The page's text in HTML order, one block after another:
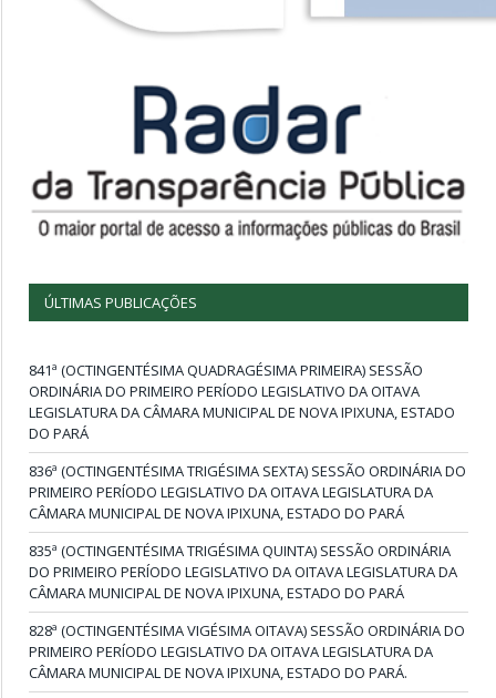
ÚLTIMAS PUBLICAÇÕES
841ª (OCTINGENTÉSIMA QUADRAGÉSIMA PRIMEIRA) SESSÃO
ORDINÁRIA DO PRIMEIRO PERÍODO LEGISLATIVO DA OITAVA
LEGISLATURA DA CÂMARA MUNICIPAL DE NOVA IPIXUNA, ESTADO
DO PARÁ
836ª (OCTINGENTÉSIMA TRIGÉSIMA SEXTA) SESSÃO ORDINÁRIA DO
PRIMEIRO PERÍODO LEGISLATIVO DA OITAVA LEGISLATURA DA
CÂMARA MUNICIPAL DE NOVA IPIXUNA, ESTADO DO PARÁ
835ª (OCTINGENTÉSIMA TRIGÉSIMA QUINTA) SESSÃO ORDINÁRIA
DO PRIMEIRO PERÍODO LEGISLATIVO DA OITAVA LEGISLATURA DA
CÂMARA MUNICIPAL DE NOVA IPIXUNA, ESTADO DO PARÁ
828ª (OCTINGENTÉSIMA VIGÉSIMA OITAVA) SESSÃO ORDINÁRIA DO
PRIMEIRO PERÍODO LEGISLATIVO DA OITAVA LEGISLATURA DA
CÂMARA MUNICIPAL DE NOVA IPIXUNA, ESTADO DO PARÁ.